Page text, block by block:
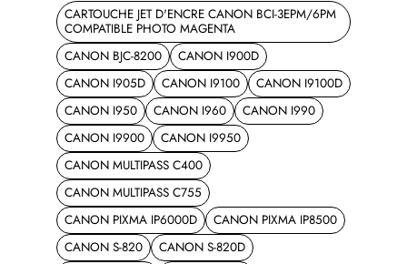
CARTOUCHE JET D'ENCRE CANON BCI-3EPM/6PM
COMPATIBLE PHOTO MAGENTA
CANON BJC-8200
CANON I900D
CANON I905D
CANON I9100
CANON I9100D
CANON I950
CANON I960
CANON I990
CANON I9900
CANON I9950
CANON MULTIPASS C400
CANON MULTIPASS C755
CANON PIXMA IP6000D
CANON PIXMA IP8500
CANON S-820
CANON S-820D